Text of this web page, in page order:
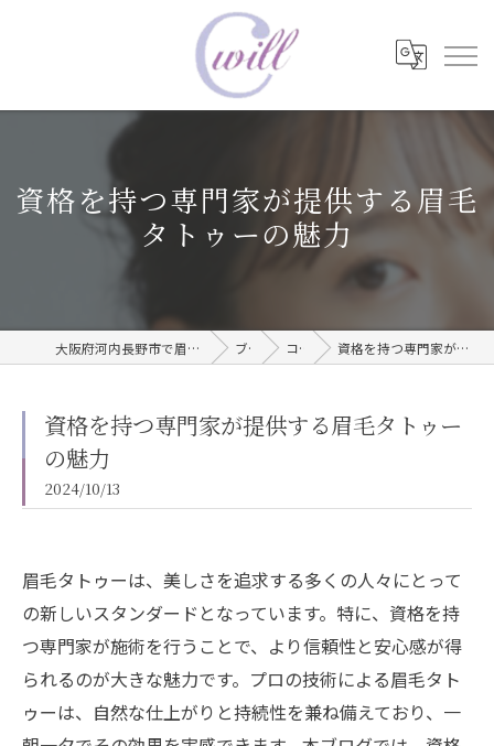
資格を持つ専門家が提供する眉毛
タトゥーの魅力
大阪府河内長野市で眉毛タトゥーならwill care サロン ブログ コラム 資格を持つ専門家が提供する眉毛タトゥーの魅力
資格を持つ専門家が提供する眉毛タトゥー
の魅力
2024/10/13
眉毛タトゥーは、美しさを追求する多くの人々にとって
の新しいスタンダードとなっています。特に、資格を持
つ専門家が施術を行うことで、より信頼性と安心感が得
られるのが大きな魅力です。プロの技術による眉毛タト
ゥーは、自然な仕上がりと持続性を兼ね備えており、一